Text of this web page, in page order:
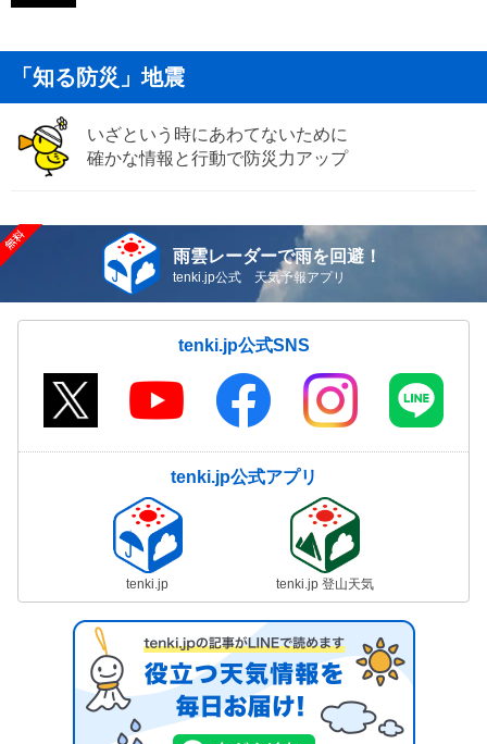
「知る防災」地震
いざという時にあわてないために
確かな情報と行動で防災力アップ
雨雲レーダーで雨を回避！
tenki.jp公式 天気予報アプリ
tenki.jp公式SNS
tenki.jp公式アプリ
tenki.jp tenki.jp 登山天気